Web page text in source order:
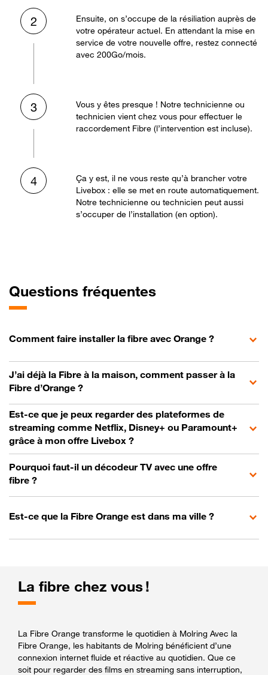
2
Ensuite, on s’occupe de la résiliation auprès de
votre opérateur actuel. En attendant la mise en
service de votre nouvelle offre, restez connecté
avec 200Go/mois.
3
Vous y êtes presque ! Notre technicienne ou
technicien vient chez vous pour effectuer le
raccordement Fibre (l’intervention est incluse).
4
Ça y est, il ne vous reste qu’à brancher votre
Livebox : elle se met en route automatiquement.
Notre technicienne ou technicien peut aussi
s’occuper de l’installation (en option).
Questions fréquentes
Comment faire installer la fibre avec Orange ?
J’ai déjà la Fibre à la maison, comment passer à la
Fibre d’Orange ?
Est-ce que je peux regarder des plateformes de
streaming comme Netflix, Disney+ ou Paramount+
grâce à mon offre Livebox ?
Pourquoi faut-il un décodeur TV avec une offre
fibre ?
Est-ce que la Fibre Orange est dans ma ville ?
La fibre chez vous !
La Fibre Orange transforme le quotidien à Molring Avec la
Fibre Orange, les habitants de Molring bénéficient d’une
connexion internet fluide et réactive au quotidien. Que ce
soit pour regarder des films en streaming sans interruption,